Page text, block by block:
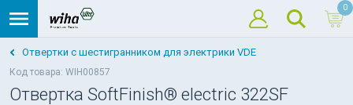
0
Отвертки с шестигранником для электрики VDE
Код товара: WIH00857
Отвертка SoftFinish® electric 322SF